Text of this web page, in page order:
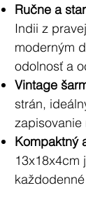
Ručne a
Indii z
moderným
odolnosť a
Vintage
strán,
zapisovanie
Kompaktný
13x18x4cm